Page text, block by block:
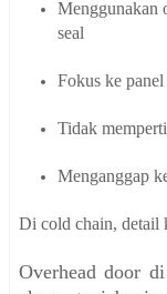
Menggunakan
seal
Fokus ke
Tidak
Menganggap
Di cold chain, detail
Overhead door